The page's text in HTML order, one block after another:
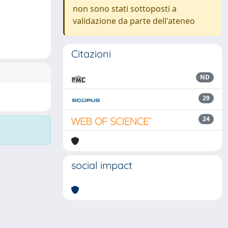
non sono stati sottoposti a
validazione da parte dell'ateneo
Citazioni
ND
29
24
social impact